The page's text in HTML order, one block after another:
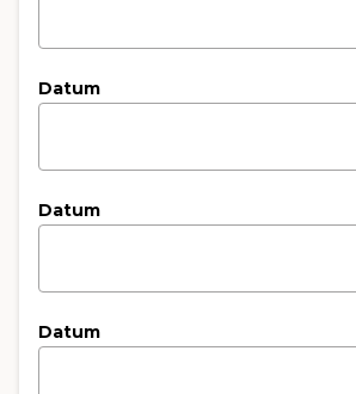
Datum
Datum
Datum